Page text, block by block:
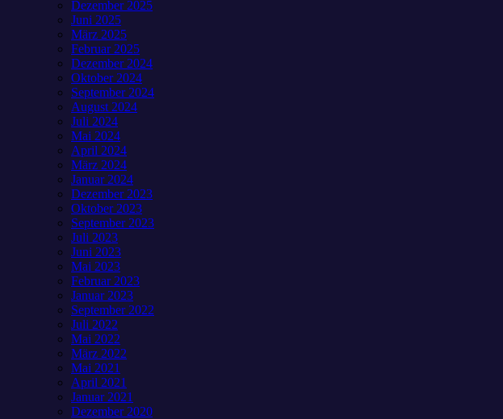
Dezember 2025
Juni 2025
März 2025
Februar 2025
Dezember 2024
Oktober 2024
September 2024
August 2024
Juli 2024
Mai 2024
April 2024
März 2024
Januar 2024
Dezember 2023
Oktober 2023
September 2023
Juli 2023
Juni 2023
Mai 2023
Februar 2023
Januar 2023
September 2022
Juli 2022
Mai 2022
März 2022
Mai 2021
April 2021
Januar 2021
Dezember 2020